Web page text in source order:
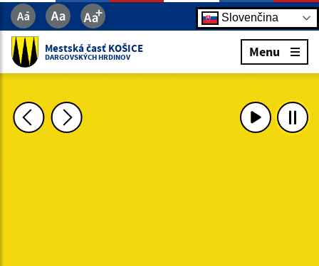
Slovenčina
Mestská časť KOŠICE
DARGOVSKÝCH HRDINOV Menu